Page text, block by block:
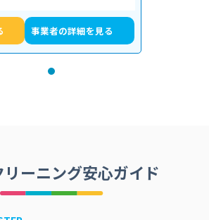
事業者の詳細を見る
ーニング安心ガイド